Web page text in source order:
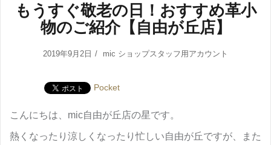
もうすぐ敬老の日！おすすめ革小
物のご紹介【自由が丘店】
2019年9月2日 mic ショップスタッフ用アカウント
Pocket
こんにちは、mic自由が丘店の星です。
熱くなったり涼しくなったり忙しい自由が丘ですが、また